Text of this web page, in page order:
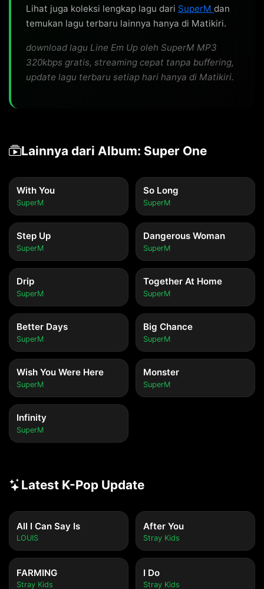
Lihat juga koleksi lengkap lagu dari SuperM dan
temukan lagu terbaru lainnya hanya di Matikiri.
download lagu Line Em Up oleh SuperM MP3
320kbps gratis, streaming cepat tanpa buffering,
update lagu terbaru setiap hari hanya di Matikiri.
Lainnya dari Album: Super One
With You
SuperM
So Long
SuperM
Step Up
SuperM
Dangerous Woman
SuperM
Drip
SuperM
Together At Home
SuperM
Better Days
SuperM
Big Chance
SuperM
Wish You Were Here
SuperM
Monster
SuperM
Infinity
SuperM
Latest K-Pop Update
All I Can Say Is
LOUIS
After You
Stray Kids
FARMING
Stray Kids
I Do
Stray Kids